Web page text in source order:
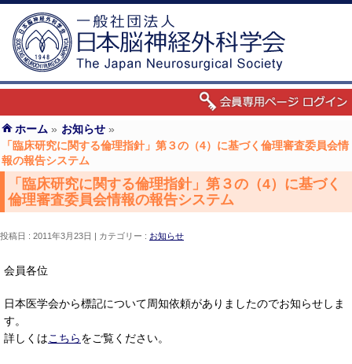
ホーム » お知らせ »
「臨床研究に関する倫理指針」第３の（4）に基づく倫理審査委員会情
報の報告システム
「臨床研究に関する倫理指針」第３の（4）に基づく
倫理審査委員会情報の報告システム
投稿日 : 2011年3月23日 カテゴリー : お知らせ
会員各位
日本医学会から標記について周知依頼がありましたのでお知らせしま
す。
詳しくはこちらをご覧ください。